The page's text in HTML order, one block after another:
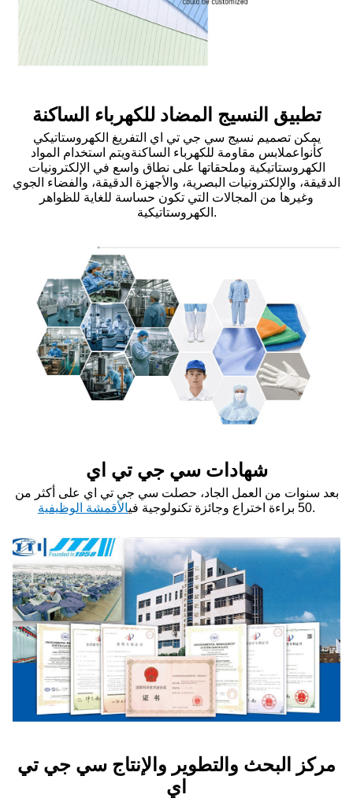
تطبيق النسيج المضاد للكهرباء الساكنة
يمكن تصميم نسيج سي جي تي اي التفريغ الكهروستاتيكي
كأنواعملابس مقاومة للكهرباء الساكنةويتم استخدام المواد
الكهروستاتيكية وملحقاتها على نطاق واسع في الإلكترونيات
الدقيقة، والإلكترونيات البصرية، والأجهزة الدقيقة، والفضاء الجوي
وغيرها من المجالات التي تكون حساسة للغاية للظواهر
الكهروستاتيكية.
شهادات سي جي تي اي
بعد سنوات من العمل الجاد، حصلت سي جي تي اي على أكثر من
50 براءة اختراع وجائزة تكنولوجية في
الأقمشة الوظيفية .
مركز البحث والتطوير والإنتاج سي جي تي
اي